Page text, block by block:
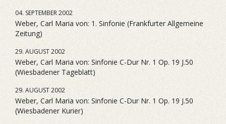
04. SEPTEMBER 2002
Weber, Carl Maria von: 1. Sinfonie (Frankfurter Allgemeine
Zeitung)
29. AUGUST 2002
Weber, Carl Maria von: Sinfonie C-Dur Nr. 1 Op. 19 J.50
(Wiesbadener Tageblatt)
29. AUGUST 2002
Weber, Carl Maria von: Sinfonie C-Dur Nr. 1 Op. 19 J.50
(Wiesbadener Kurier)